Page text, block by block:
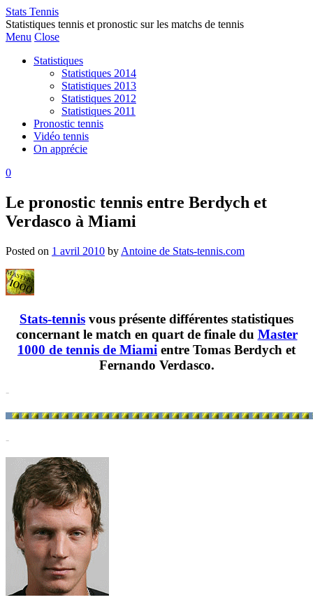
Stats Tennis
Statistiques tennis et pronostic sur les matchs de tennis
Menu Close
Statistiques
Statistiques 2014
Statistiques 2013
Statistiques 2012
Statistiques 2011
Pronostic tennis
Vidéo tennis
On apprécie
0
Le pronostic tennis entre Berdych et
Verdasco à Miami
Posted on 1 avril 2010 by Antoine de Stats-tennis.com
Stats-tennis vous présente différentes statistiques
concernant le match en quart de finale du Master
1000 de tennis de Miami entre Tomas Berdych et
Fernando Verdasco.
-
-